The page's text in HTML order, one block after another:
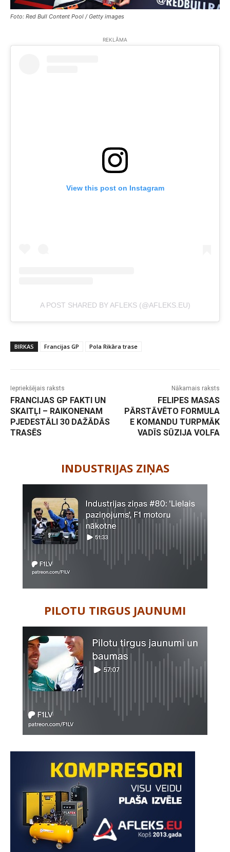
Foto: Red Bull Content Pool / Getty images
REKLĀMA
View this post on Instagram
A POST SHARED BY AFLEKS (@AFLEKS.EU)
BIRKAS Francijas GP Pola Rikāra trase
Iepriekšējais raksts
FRANCIJAS GP FAKTI UN
SKAITĻI – RAIKONENAM
PJEDESTĀLI 30 DAŽĀDĀS
TRASĒS
Nākamais raksts
FELIPES MASAS
PĀRSTĀVĒTO FORMULA
E KOMANDU TURPMĀK
VADĪS SŪZIJA VOLFA
INDUSTRIJAS ZIŅAS
PILOTU TIRGUS JAUNUMI